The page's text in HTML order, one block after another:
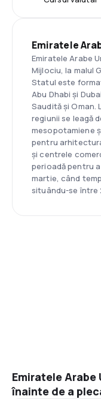
Emiratele
Emiratele Arabe
Mijlociu, la malul
Statul este
Abu Dhabi și
Saudită și Oman.
regiunii se leagă
mesopotamiene
pentru
și centrele
perioadă pentru
martie, când
situându-se între
Emiratele
înainte de a